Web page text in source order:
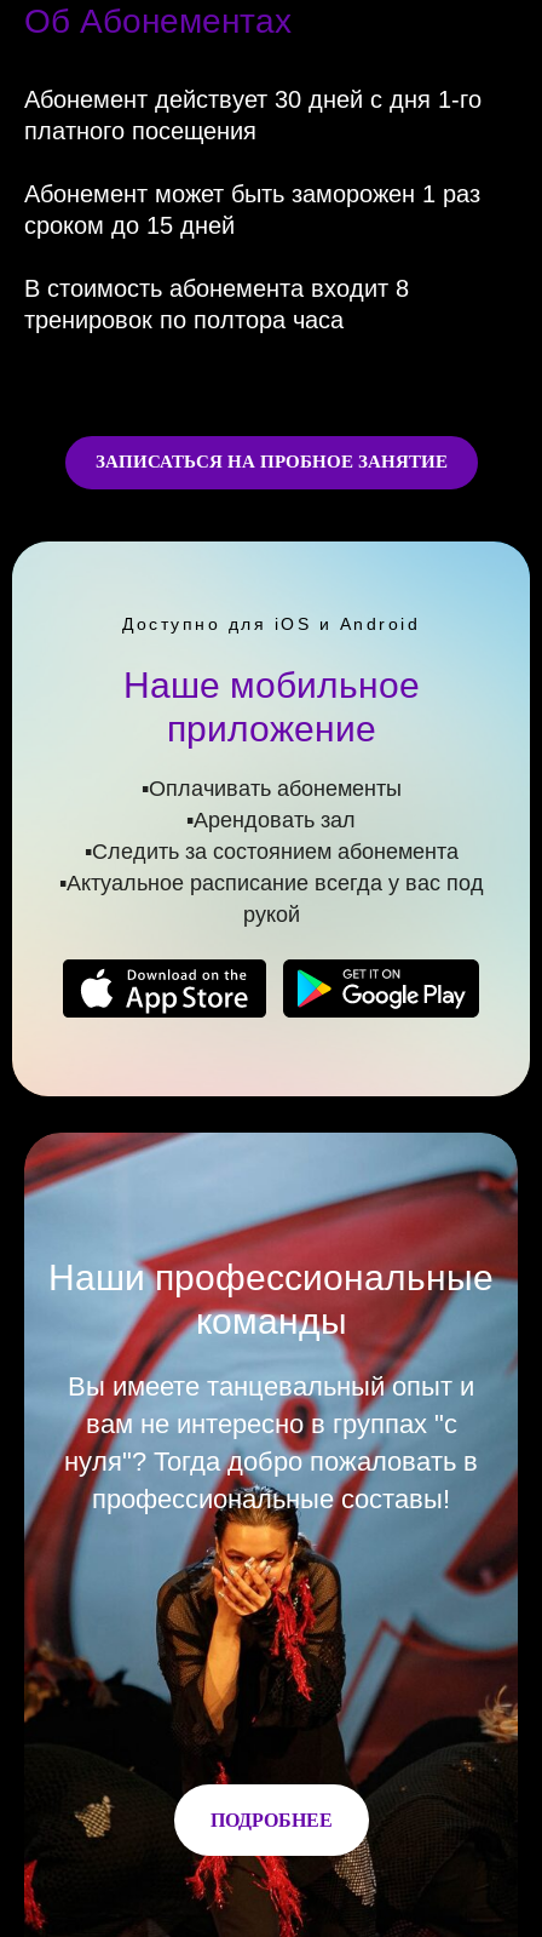
Об Абонементах
Абонемент действует 30 дней с дня 1-го
платного посещения
Абонемент может быть заморожен 1 раз
сроком до 15 дней
В стоимость абонемента входит 8
тренировок по полтора часа
ЗАПИСАТЬСЯ НА ПРОБНОЕ ЗАНЯТИЕ
Доступно для iOS и Android
Наше мобильное
приложение
▪️Оплачивать абонементы
▪️Арендовать зал
▪️Следить за состоянием абонемента
▪️Актуальное расписание всегда у вас под
рукой
Наши профессиональные
команды
Вы имеете танцевальный опыт и
вам не интересно в группах "с
нуля"? Тогда добро пожаловать в
профессиональные составы!
ПОДРОБНЕЕ